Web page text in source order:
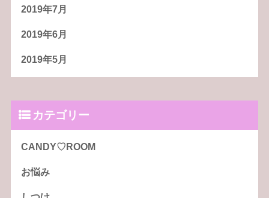
2019年7月
2019年6月
2019年5月
カテゴリー
CANDY♡ROOM
お悩み